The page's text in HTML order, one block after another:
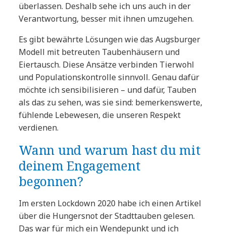
überlassen. Deshalb sehe ich uns auch in der
Verantwortung, besser mit ihnen umzugehen.
Es gibt bewährte Lösungen wie das Augsburger
Modell mit betreuten Taubenhäusern und
Eiertausch. Diese Ansätze verbinden Tierwohl
und Populationskontrolle sinnvoll. Genau dafür
möchte ich sensibilisieren – und dafür, Tauben
als das zu sehen, was sie sind: bemerkenswerte,
fühlende Lebewesen, die unseren Respekt
verdienen.
Wann und warum hast du mit
deinem Engagement
begonnen?
Im ersten Lockdown 2020 habe ich einen Artikel
über die Hungersnot der Stadttauben gelesen.
Das war für mich ein Wendepunkt und ich